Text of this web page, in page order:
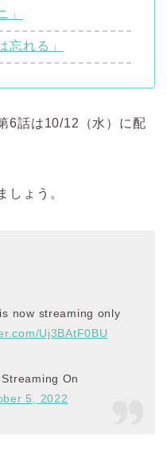
」
忘れる」
6話は10/12（水）に配
しょう。
is now streaming only
Uj3BAtF0BU
On
5, 2022